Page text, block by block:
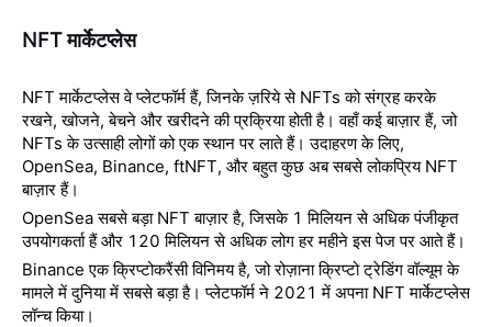
NFT मार्केटप्लेस
NFT मार्केटप्लेस वे प्लेटफॉर्म हैं, जिनके ज़रिये से NFTs को संग्रह करके
रखने, खोजने, बेचने और खरीदने की प्रक्रिया होती है। वहाँ कई बाज़ार हैं, जो
NFTs के उत्साही लोगों को एक स्थान पर लाते हैं। उदाहरण के लिए,
OpenSea, Binance, ftNFT, और बहुत कुछ अब सबसे लोकप्रिय NFT
बाज़ार हैं।
OpenSea सबसे बड़ा NFT बाज़ार है, जिसके 1 मिलियन से अधिक पंजीकृत
उपयोगकर्ता हैं और 120 मिलियन से अधिक लोग हर महीने इस पेज पर आते हैं।
Binance एक क्रिप्टोकरैंसी विनिमय है, जो रोज़ाना क्रिप्टो ट्रेडिंग वॉल्यूम के
मामले में दुनिया में सबसे बड़ा है। प्लेटफॉर्म ने 2021 में अपना NFT मार्केटप्लेस
लॉन्च किया।